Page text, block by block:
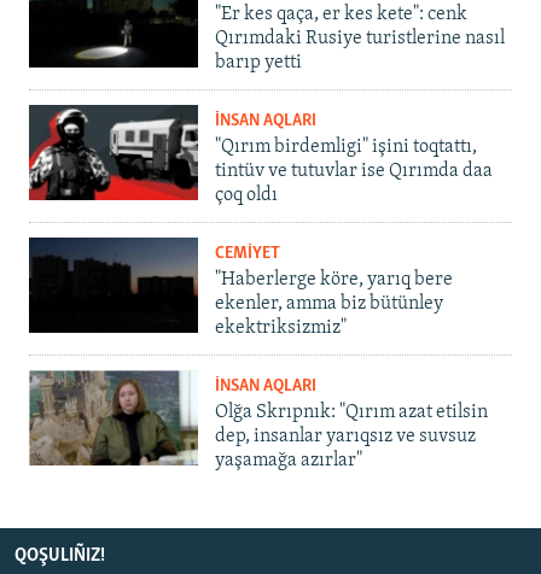
"Er kes qaça, er kes kete": cenk
Qırımdaki Rusiye turistlerine nasıl
barıp yetti
İNSAN AQLARI
"Qırım birdemligi" işini toqtattı,
tintüv ve tutuvlar ise Qırımda daa
çoq oldı
CEMİYET
"Haberlerge köre, yarıq bere
ekenler, amma biz bütünley
ekektriksizmiz"
İNSAN AQLARI
Olğa Skrıpnık: "Qırım azat etilsin
dep, insanlar yarıqsız ve suvsuz
yaşamağa azırlar"
QOŞULIÑIZ!